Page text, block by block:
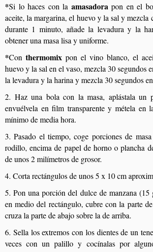
*Si lo haces con la amasadora pon en el
aceite, la margarina, el huevo y la sal y mezcla
durante 1 minuto, añade la levadura y la
obtener una masa lisa y uniforme.
*Con thermomix pon el vino blanco, el
huevo y la sal en el vaso, mezcla 30 segundos
la levadura y la harina y mezcla 30 segundos
2. Haz una bola con la masa, aplástala un
envuélvela en film transparente y métela en
mínimo de media hora.
3. Pasado el tiempo, coge porciones de
rodillo, encima de papel de horno o plancha
de unos 2 milímetros de grosor.
4. Corta rectángulos de unos 5 x 10 cm
5. Pon una porción del dulce de manzana (15
en medio del rectángulo, cubre con la parte
cruza la parte de abajo sobre la de arriba.
6. Sella los extremos con los dientes de un
veces con un palillo y cocínalas por